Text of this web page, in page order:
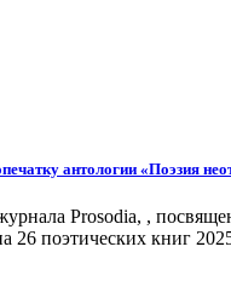
антологии «Поэзия
Prosodia, ,
поэтических книг